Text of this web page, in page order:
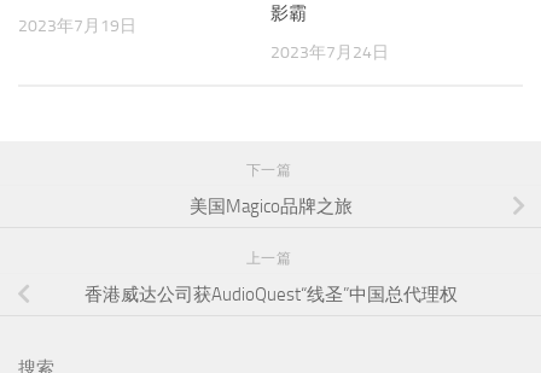
2023年7月19日
影霸
2023年7月24日
下一篇
美国Magico品牌之旅
上一篇
香港威达公司获AudioQuest“线圣”中国总代理权
搜索